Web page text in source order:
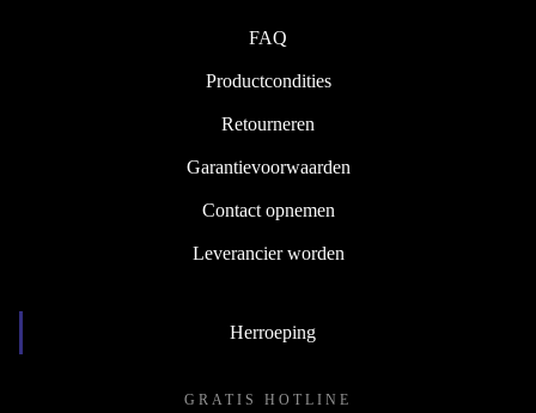
FAQ
Productcondities
Retourneren
Garantievoorwaarden
Contact opnemen
Leverancier worden
Herroeping
GRATIS HOTLINE